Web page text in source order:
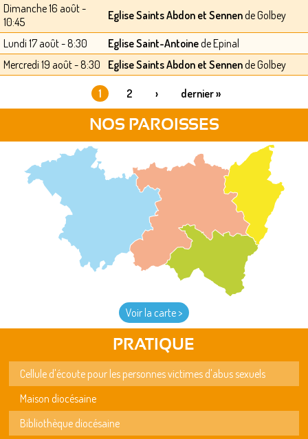
Dimanche 16 août -
10:45
Eglise Saints Abdon et Sennende Golbey
Lundi 17 août - 8:30 Eglise Saint-Antoinede Epinal
Mercredi 19 août - 8:30
Eglise Saints Abdon et Sennende Golbey
1 2 › dernier »
NOS PAROISSES
Voir la carte >
PRATIQUE
Cellule d'écoute pour les personnes victimes d'abus sexuels
Maison diocésaine
Bibliothèque diocésaine